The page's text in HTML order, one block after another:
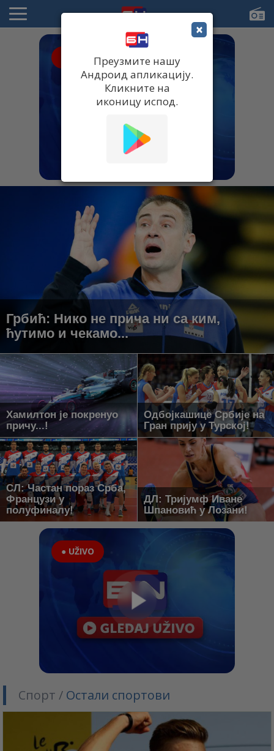
Грбић: Нико не прича ни са ким,
ћутимо и чекамо...
Хамилтон је покренуо
причу...!
Одбојкашице Србије на
Гран прију у Турској!
СЛ: Частан пораз Срба,
Французи у
полуфиналу!
ДЛ: Тријумф Иване
Шпановић у Лозани!
● UŽIVO
Спорт / Остали спортови
×
Преузмите нашу
Андроид апликацију.
Кликните на
иконицу испод.